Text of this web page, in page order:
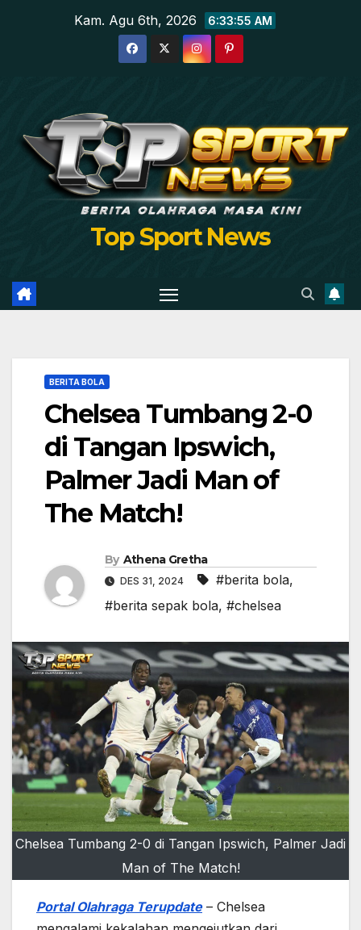
Kam. Agu 6th, 2026 6:33:56 AM
Top Sport News
BERITA BOLA
Chelsea Tumbang 2-0
di Tangan Ipswich,
Palmer Jadi Man of
The Match!
By Athena Gretha
DES 31, 2024 #berita bola,
#berita sepak bola, #chelsea
Chelsea Tumbang 2-0 di Tangan Ipswich, Palmer Jadi
Man of The Match!
Portal Olahraga Terupdate– Chelsea